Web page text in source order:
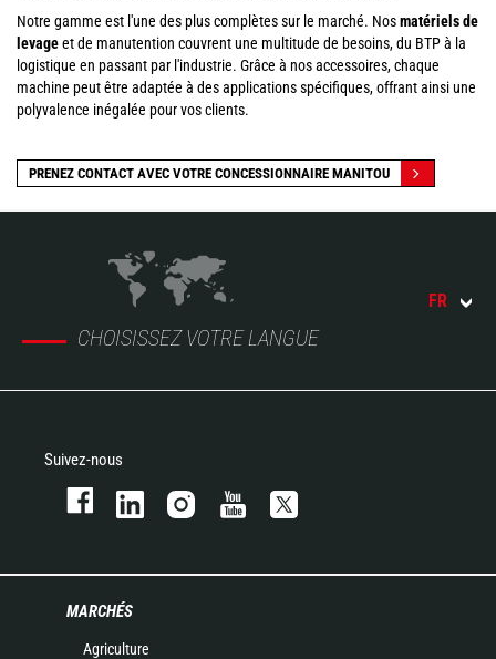
Notre gamme est l'une des plus complètes sur le marché. Nosmatériels de
levageet de manutention couvrent une multitude de besoins, du BTP à la
logistique en passant par l'industrie. Grâce à nos accessoires, chaque
machine peut être adaptée à des applications spécifiques, offrant ainsi une
polyvalence inégalée pour vos clients.
PRENEZ CONTACT AVEC VOTRE CONCESSIONNAIRE MANITOU
CHOISISSEZ VOTRE LANGUE
FR
Suivez-nous
MARCHÉS
Agriculture